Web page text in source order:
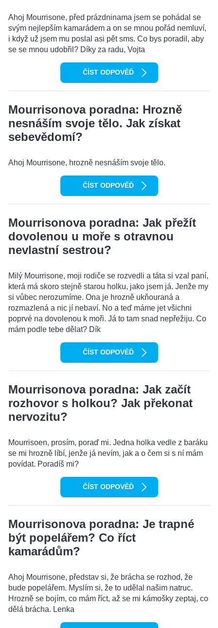
Ahoj Mourrisone, před prázdninama jsem se pohádal se
svým nejlepším kamarádem a on se mnou pořád nemluví,
i když už jsem mu poslal asi pět sms. Co bys poradil, aby
se se mnou udobřil? Díky za radu, Vojta
ČÍST ODPOVĚĎ
Mourrisonova poradna: Hrozně
nesnáším svoje tělo. Jak získat
sebevědomí?
Ahoj Mourrisone, hrozně nesnáším svoje tělo.
ČÍST ODPOVĚĎ
Mourrisonova poradna: Jak přežít
dovolenou u moře s otravnou
nevlastní sestrou?
Milý Mourrisone, moji rodiče se rozvedli a táta si vzal paní,
která má skoro stejně starou holku, jako jsem já. Jenže my
si vůbec nerozumíme. Ona je hrozně ukňouraná a
rozmazlená a nic jí nebaví. No a teď máme jet všichni
poprvé na dovolenou k moři. Já to tam snad nepřežiju. Co
mám podle tebe dělat? Dík
ČÍST ODPOVĚĎ
Mourrisonova poradna: Jak začít
rozhovor s holkou? Jak překonat
nervozitu?
Mourrisoen, prosím, poraď mi. Jedna holka vedle z baráku
se mi hrozně líbí, jenže já nevím, jak a o čem si s ní mám
povídat. Poradíš mi?
ČÍST ODPOVĚĎ
Mourrisonova poradna: Je trapné
být popelářem? Co říct
kamarádům?
Ahoj Mourrisone, představ si, že brácha se rozhod, že
bude popelářem. Myslím si, že to udělal našim natruc.
Hrozně se bojím, co mám říct, až se mi kámošky zeptaj, co
dělá brácha. Lenka